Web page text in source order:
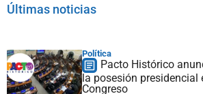
Últimas noticias
Política
Pacto Histórico
la posesión presidencial
Congreso